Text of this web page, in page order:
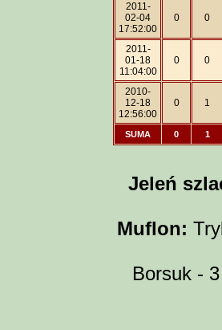
2011-
02-04
17:52:00
0 0
2011-
01-18
11:04:00
0 0
2010-
12-18
12:56:00
0 1
SUMA 0 1
Jeleń
Muflon:
Borsuk -